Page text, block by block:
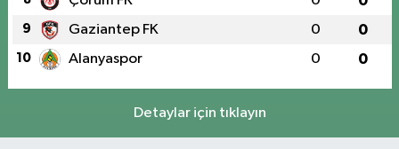
9 Gaziantep FK 0 0
10 Alanyaspor 0 0
Detaylar için tıklayın